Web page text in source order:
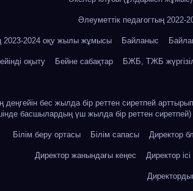
Әлеуметтік педагогтың
2023-2024 оқу жылы жұмысы Байланыс
оқыту Бейне сабақтар БЖБ, ТЖБ
деңгейін бес жылда бір реттен сиретпей
басшылардың үш жылда бір реттен сиретпей)
Білім беру ортасы Білім сапасы Директор
Директор жанындағы кеңес Директор